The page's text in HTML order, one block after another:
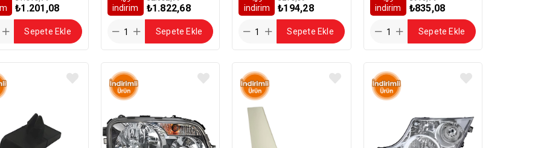
₺1.201,08
Sepete Ekle
i̇ndirim
₺1.822,68
Sepete Ekle
i̇ndirim
₺194,28
Sepete Ekle
i̇ndirim
₺835,08
Sepete Ekle